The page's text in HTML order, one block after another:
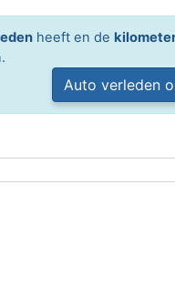
heeft en de
Auto verleden